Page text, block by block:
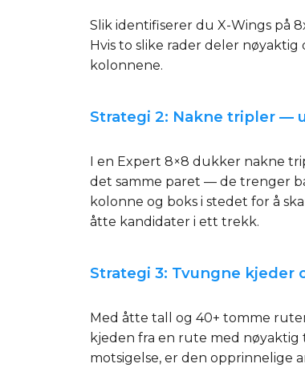
Slik identifiserer du X-Wings på
Hvis to slike rader deler
kolonnene.
Strategi 2: Nakne tripler —
I en Expert 8×8 dukker nakne
det samme paret — de trenger
kolonne og boks i stedet for å
åtte kandidater i ett trekk.
Strategi 3: Tvungne kjeder
Med åtte tall og 40+ tomme
kjeden fra en rute med
motsigelse, er den opprinnelige